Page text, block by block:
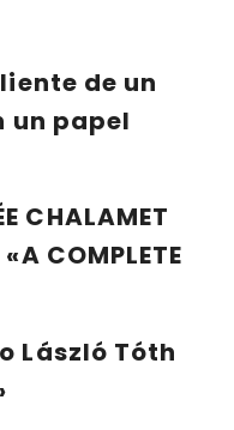
de un
un papel
CHALAMET
COMPLETE
László Tóth